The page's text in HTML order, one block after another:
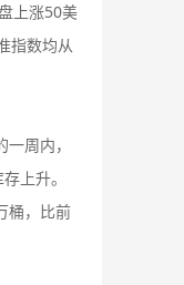
上涨50美
指数均从
周内，
上升。
桶，比前